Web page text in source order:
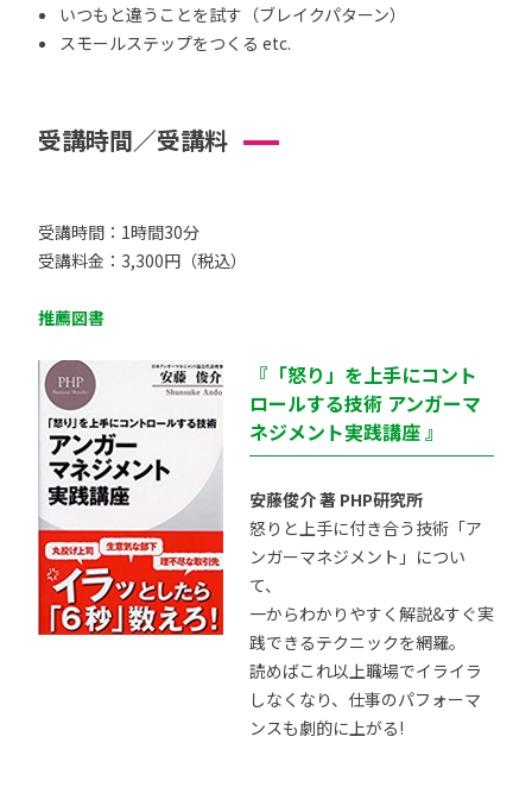
いつもと違うことを試す（ブレイクパターン）
スモールステップをつくる etc.
受講時間／受講料
受講時間：1時間30分
受講料金：3,300円（税込）
推薦図書
『「怒り」を上手にコント
ロールする技術 アンガーマ
ネジメント実践講座 』
安藤俊介 著 PHP研究所
怒りと上手に付き合う技術「ア
ンガーマネジメント」につい
て、
一からわかりやすく解説&すぐ実
践できるテクニックを網羅。
読めばこれ以上職場でイライラ
しなくなり、仕事のパフォーマ
ンスも劇的に上がる!